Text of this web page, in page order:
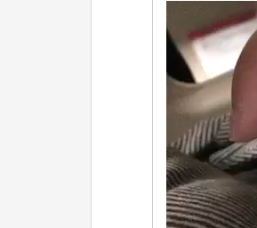
画
プ
ー